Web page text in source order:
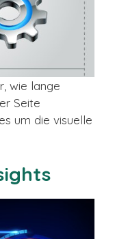
wie lange
Seite
um die visuelle